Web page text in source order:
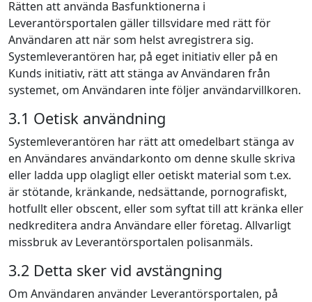
Rätten att använda Basfunktionerna i
Leverantörsportalen gäller tillsvidare med rätt för
Användaren att när som helst avregistrera sig.
Systemleverantören har, på eget initiativ eller på en
Kunds initiativ, rätt att stänga av Användaren från
systemet, om Användaren inte följer användarvillkoren.
3.1 Oetisk användning
Systemleverantören har rätt att omedelbart stänga av
en Användares användarkonto om denne skulle skriva
eller ladda upp olagligt eller oetiskt material som t.ex.
är stötande, kränkande, nedsättande, pornografiskt,
hotfullt eller obscent, eller som syftat till att kränka eller
nedkreditera andra Användare eller företag. Allvarligt
missbruk av Leverantörsportalen polisanmäls.
3.2 Detta sker vid avstängning
Om Användaren använder Leverantörsportalen, på